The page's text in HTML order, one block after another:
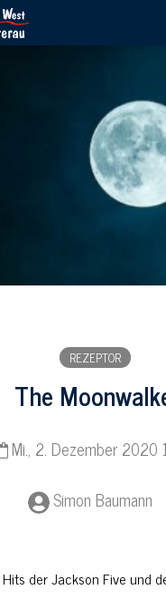
REZEPTOR
The
Mi., 2. Dezember 2020
Simon Baumann
der Jackson Five und